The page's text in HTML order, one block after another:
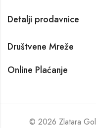
Detalji prodavnice
Društvene Mreže
Online Plaćanje
© 2026 Zlatara